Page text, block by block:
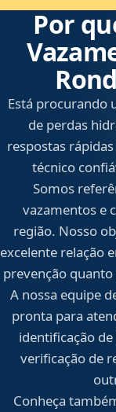
Por
Está procurando
de perdas
respostas
técnico
Somos
vazamentos e
região. Nosso
excelente relação
prevenção
A nossa equipe
pronta para
identificação
verificação de
Conheça